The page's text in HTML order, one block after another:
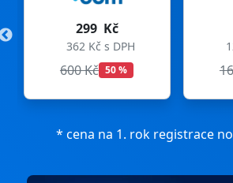
299 Kč
362 Kč s DPH
600 Kč 50 %
* cena na 1. rok registrace